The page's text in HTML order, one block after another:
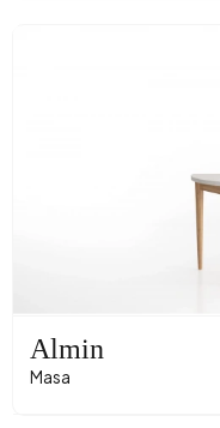
Almin
Masa